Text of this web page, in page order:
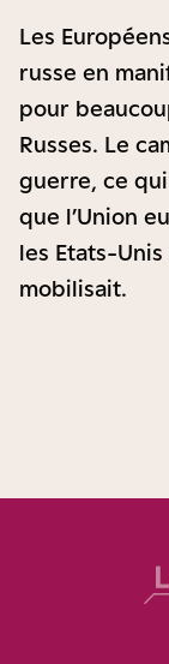
Les
russe en
pour
Russes. Le
guerre, ce
que l’Union
les Etats-
mobilisait.